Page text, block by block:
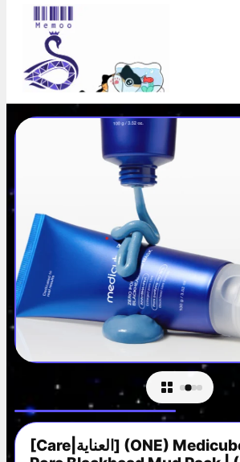
[Care|العناية] (ONE) Medicube Zero -